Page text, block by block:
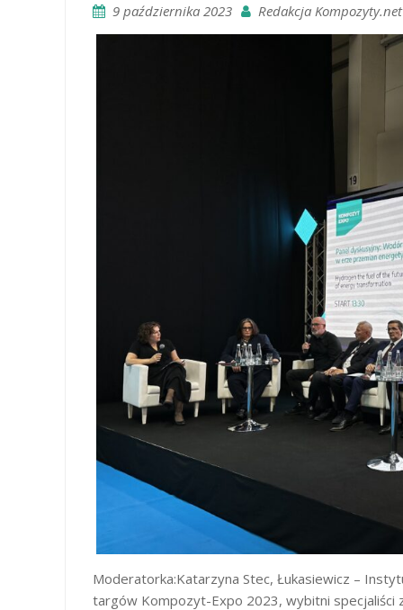
9 października 2023 Redakcja Kompozyty.net
Moderatorka:Katarzyna Stec, Łukasiewicz –
targów Kompozyt-Expo 2023, wybitni specjaliści